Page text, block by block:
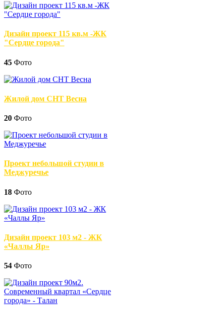
Дизайн проект 115 кв.м -ЖК
"Сердце города"
45 Фото
Жилой дом СНТ Весна
20 Фото
Проект небольшой студии в
Меджуречье
18 Фото
Дизайн проект 103 м2 - ЖК
«Чаллы Яр»
54 Фото